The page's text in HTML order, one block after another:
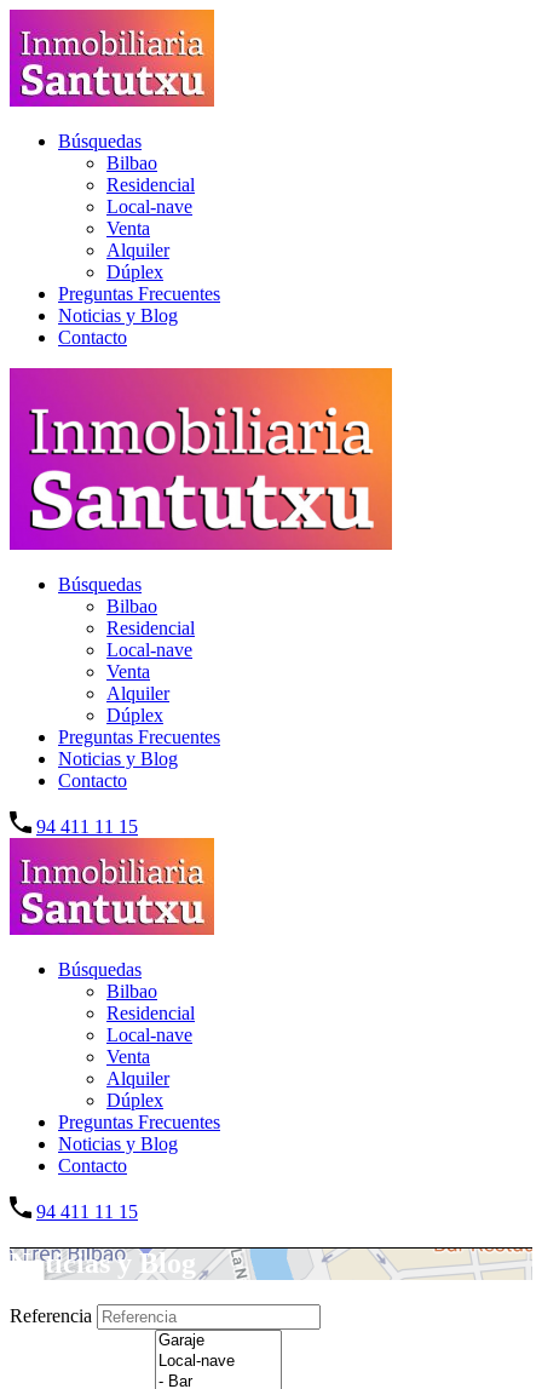
Búsquedas
Bilbao
Residencial
Local-nave
Venta
Alquiler
Dúplex
Preguntas Frecuentes
Noticias y Blog
Contacto
Búsquedas
Bilbao
Residencial
Local-nave
Venta
Alquiler
Dúplex
Preguntas Frecuentes
Noticias y Blog
Contacto
94 411 11 15
Búsquedas
Bilbao
Residencial
Local-nave
Venta
Alquiler
Dúplex
Preguntas Frecuentes
Noticias y Blog
Contacto
94 411 11 15
Noticias y Blog
Referencia